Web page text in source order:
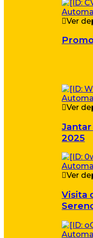
Ver
Ver
2025
Ver
Visita